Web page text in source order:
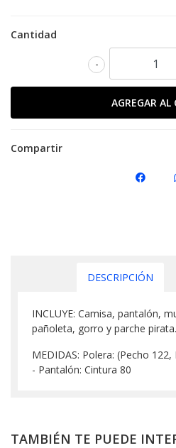
Cantidad
-
Compartir
DESCRIPCIÓN
INCLUYE: Camisa, pantalón,
pañoleta, gorro y parche pirata.
MEDIDAS: Polera: (Pecho 122,
- Pantalón: Cintura 80
TAMBIÉN TE PUEDE